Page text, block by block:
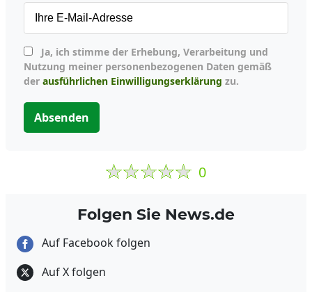
Nutzung meiner personenbezogenen Daten gemäß
der ausführlichen Einwilligungserklärung zu.
Absenden
0
Folgen Sie News.de
Auf Facebook folgen
Auf X folgen